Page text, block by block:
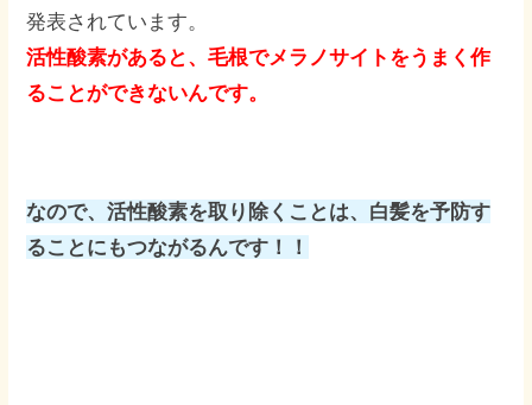
発表されています。
活性酸素があると、毛根でメラノサイトをうまく作
ることができないんです。
なので、活性酸素を取り除くことは、白髪を予防す
ることにもつながるんです！！